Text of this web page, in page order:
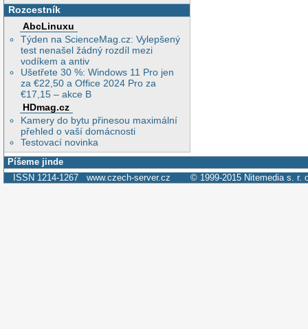
Rozcestník
AbcLinuxu
Týden na ScienceMag.cz: Vylepšený
test nenašel žádný rozdíl mezi
vodíkem a antiv
Ušetřete 30 %: Windows 11 Pro jen
za €22,50 a Office 2024 Pro za
€17,15 – akce B
HDmag.cz
Kamery do bytu přinesou maximální
přehled o vaší domácnosti
Testovací novinka
Píšeme jinde
ISSN 1214-1267 www.czech-server.cz © 1999-2015 Nitemedia s. r.